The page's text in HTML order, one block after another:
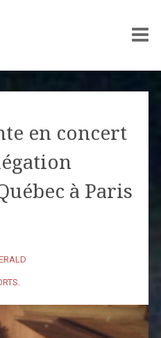
en concert
à Paris